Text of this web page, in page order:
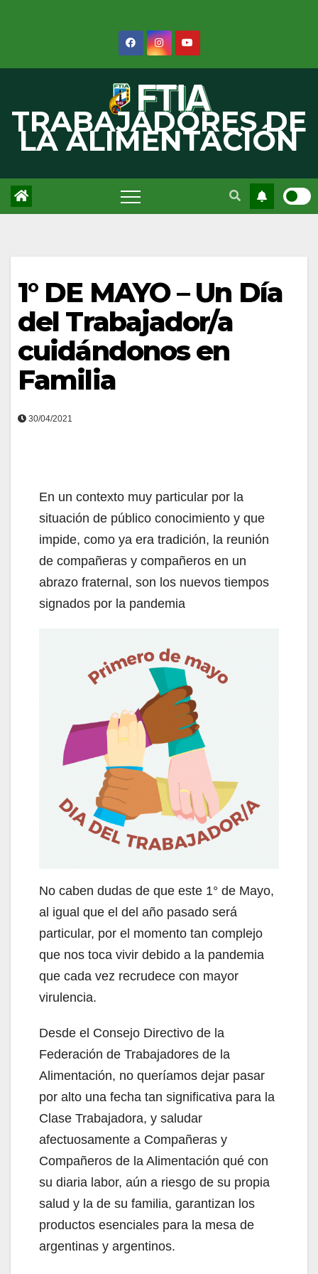
TRABAJADORES DE
LA ALIMENTACIÓN
1° DE MAYO – Un Día
del Trabajador/a
cuidándonos en
Familia
30/04/2021
En un contexto muy particular por la
situación de público conocimiento y que
impide, como ya era tradición, la reunión
de compañeras y compañeros en un
abrazo fraternal, son los nuevos tiempos
signados por la pandemia
No caben dudas de que este 1° de Mayo,
al igual que el del año pasado será
particular, por el momento tan complejo
que nos toca vivir debido a la pandemia
que cada vez recrudece con mayor
virulencia.
Desde el Consejo Directivo de la
Federación de Trabajadores de la
Alimentación, no queríamos dejar pasar
por alto una fecha tan significativa para la
Clase Trabajadora, y saludar
afectuosamente a Compañeras y
Compañeros de la Alimentación qué con
su diaria labor, aún a riesgo de su propia
salud y la de su familia, garantizan los
productos esenciales para la mesa de
argentinas y argentinos.